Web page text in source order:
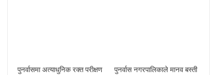
पुनर्वासमा अत्याधुनिक रक्त परीक्षण
पुनर्वास नगरपालिकाले मानव बस्ती